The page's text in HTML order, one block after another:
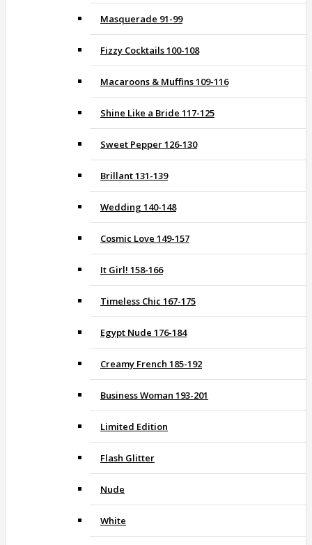
Masquerade 91-99
Fizzy Cocktails 100-108
Macaroons & Muffins 109-116
Shine Like a Bride 117-125
Sweet Pepper 126-130
Brillant 131-139
Wedding 140-148
Cosmic Love 149-157
It Girl! 158-166
Timeless Chic 167-175
Egypt Nude 176-184
Creamy French 185-192
Business Woman 193-201
Limited Edition
Flash Glitter
Nude
White